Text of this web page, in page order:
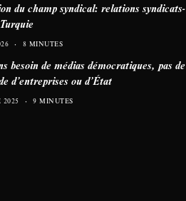
du champ syndical: relations syndicats-
8 MINUTES
besoin de médias démocratiques, pas de
d’entreprises ou d’État
2025 9 MINUTES